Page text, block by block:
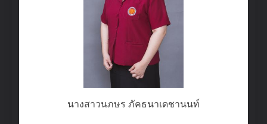
นางสาวนภษร ภัคธนาเดชานนท์